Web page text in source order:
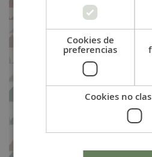
Cookies de
preferencias
Cookies no